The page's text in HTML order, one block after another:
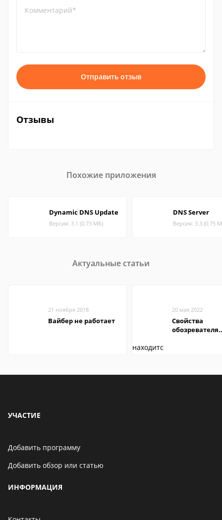
Комментарий*
Отправить отзыв
Отзывы
Похожие приложения
Dynamic DNS Update
Версия: 3.1 (0.73 МБ)
DNS Server
Версия: 3.3 (0.75
Актуальные статьи
21 ноября 2018
Вайбер не работает
20 мая 2022
Свойства
обозревателя
УЧАСТИЕ
Добавить программу
Добавить обзор или статью
ИНФОРМАЦИЯ